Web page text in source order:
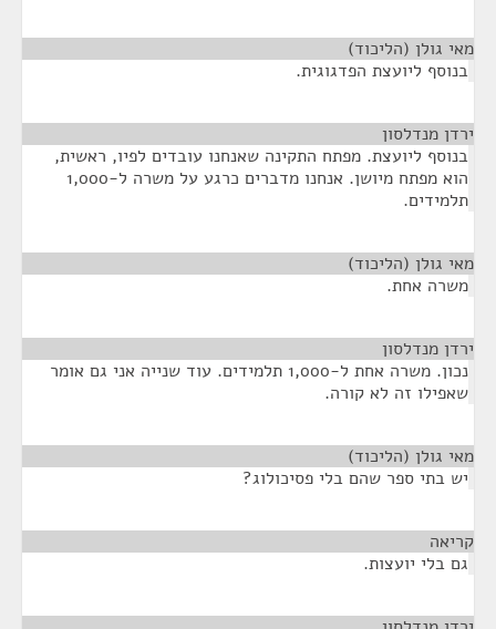
מאי גולן (הליכוד)
בנוסף ליועצת הפדגוגית.
ירדן מנדלסון
בנוסף ליועצת. מפתח התקינה שאנחנו עובדים לפיו, ראשית,
הוא מפתח מיושן. אנחנו מדברים כרגע על משרה ל-1,000
תלמידים.
מאי גולן (הליכוד)
משרה אחת.
ירדן מנדלסון
נכון. משרה אחת ל-1,000 תלמידים. עוד שנייה אני גם אומר
שאפילו זה לא קורה.
מאי גולן (הליכוד)
יש בתי ספר שהם בלי פסיכולוג?
קריאה
גם בלי יועצות.